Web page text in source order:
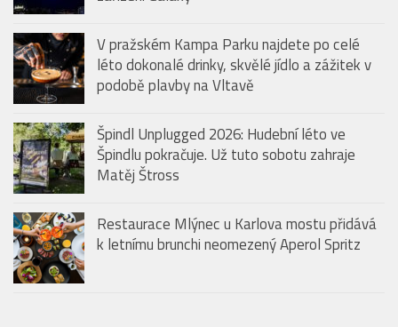
V pražském Kampa Parku najdete po celé
léto dokonalé drinky, skvělé jídlo a zážitek v
podobě plavby na Vltavě
Špindl Unplugged 2026: Hudební léto ve
Špindlu pokračuje. Už tuto sobotu zahraje
Matěj Štross
Restaurace Mlýnec u Karlova mostu přidává
k letnímu brunchi neomezený Aperol Spritz